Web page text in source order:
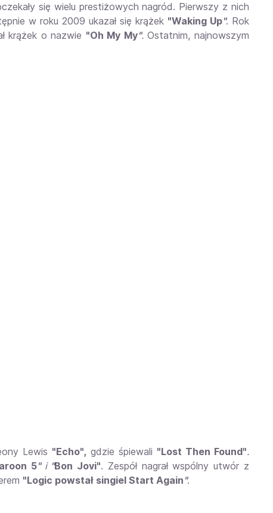
się wielu prestiżowych nagród. Pierwszy z nich
w roku 2009 ukazał się krążek "Waking Up". Rok
krążek o nazwie "Oh My My".Ostatnim, najnowszym
Lewis "Echo", gdzie śpiewali "Lost Then Found".
5"i "Bon Jovi". Zespół nagrał wspólny utwór z
"Logic powstał singiel Start Again".